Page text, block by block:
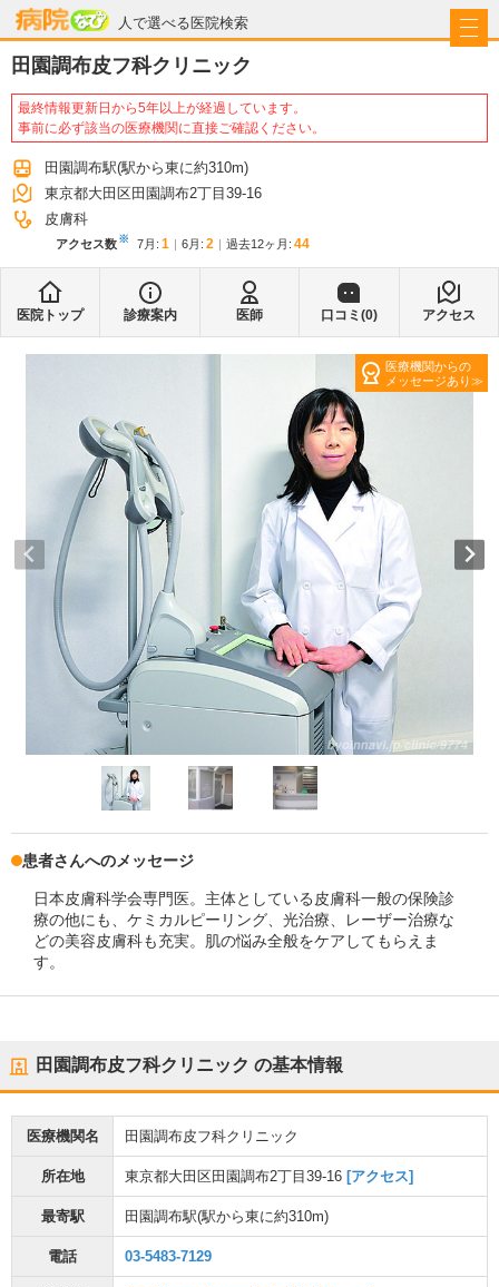
人で選べる医院検索
病院なび
田園調布皮フ科クリニック
最終情報更新日から5年以上が経過しています。
事前に必ず該当の医療機関に直接ご確認ください。
田園調布駅(駅から東に約310m)
東京都大田区田園調布2丁目39-16
皮膚科
アクセス数※ 7月 : 1 6月 : 2 過去12ヶ月: 44
医院トップ 診療案内 医師 口コミ(0) アクセス
医療機関からの
メッセージあり
患者さんへのメッセージ
日本皮膚科学会専門医。主体としている皮膚科一般の保険診
療の他にも、ケミカルピーリング、光治療、レーザー治療な
どの美容皮膚科も充実。肌の悩み全般をケアしてもらえま
す。
田園調布皮フ科クリニック の基本情報
医療機関名 田園調布皮フ科クリニック
所在地 東京都大田区田園調布2丁目39-16 [アクセス]
最寄駅 田園調布駅(駅から東に約310m)
電話 03-5483-7129